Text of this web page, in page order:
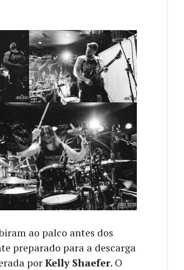
ao palco antes dos
preparado para a descarga
porKelly Shaefer. O